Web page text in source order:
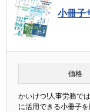
小冊子
価格
かいけつ!人事労務で
に活用できる小冊子を